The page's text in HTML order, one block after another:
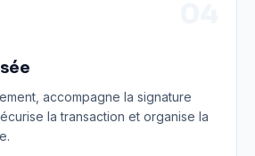
accompagne la signature
la transaction et organise la